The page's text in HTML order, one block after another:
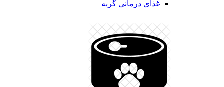
غذای درمانی گربه